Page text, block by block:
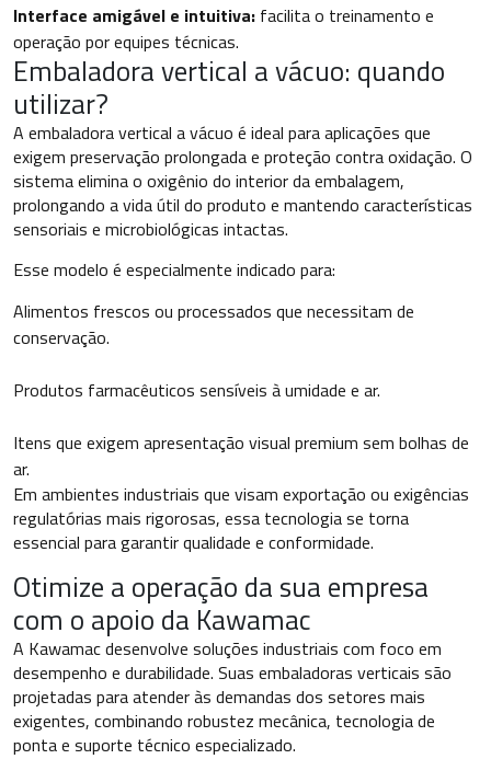
Interface amigável e intuitiva: facilita o treinamento e
operação por equipes técnicas.
Embaladora vertical a vácuo: quando
utilizar?
A embaladora vertical a vácuo é ideal para aplicações que
exigem preservação prolongada e proteção contra oxidação. O
sistema elimina o oxigênio do interior da embalagem,
prolongando a vida útil do produto e mantendo características
sensoriais e microbiológicas intactas.
Esse modelo é especialmente indicado para:
Alimentos frescos ou processados que necessitam de
conservação.
Produtos farmacêuticos sensíveis à umidade e ar.
Itens que exigem apresentação visual premium sem bolhas de
ar.
Em ambientes industriais que visam exportação ou exigências
regulatórias mais rigorosas, essa tecnologia se torna
essencial para garantir qualidade e conformidade.
Otimize a operação da sua empresa
com o apoio da Kawamac
A Kawamac desenvolve soluções industriais com foco em
desempenho e durabilidade. Suas embaladoras verticais são
projetadas para atender às demandas dos setores mais
exigentes, combinando robustez mecânica, tecnologia de
ponta e suporte técnico especializado.